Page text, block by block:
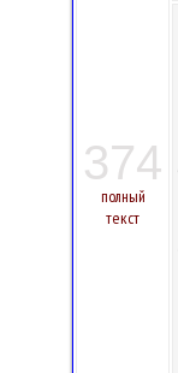
374
полный
текст